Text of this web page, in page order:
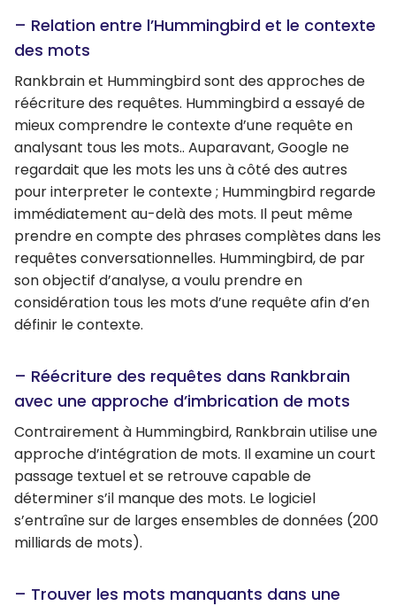
– Relation entre l’Hummingbird et le contexte
des mots
Rankbrain et Hummingbird sont des approches de
réécriture des requêtes. Hummingbird a essayé de
mieux comprendre le contexte d’une requête en
analysant tous les mots.. Auparavant, Google ne
regardait que les mots les uns à côté des autres
pour interpreter le contexte ; Hummingbird regarde
immédiatement au-delà des mots. Il peut même
prendre en compte des phrases complètes dans les
requêtes conversationnelles. Hummingbird, de par
son objectif d’analyse, a voulu prendre en
considération tous les mots d’une requête afin d’en
définir le contexte.
– Réécriture des requêtes dans Rankbrain
avec une approche d’imbrication de mots
Contrairement à Hummingbird, Rankbrain utilise une
approche d’intégration de mots. Il examine un court
passage textuel et se retrouve capable de
déterminer s’il manque des mots. Le logiciel
s’entraîne sur de larges ensembles de données (200
milliards de mots).
– Trouver les mots manquants dans une